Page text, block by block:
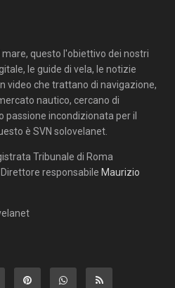
mare, questo l'obiettivo dei nostri
le guide di vela, le notizie
video che trattano di navigazione,
nautico, cercano di
incondizionata per il
è SVN solovelanet.
Tribunale di Roma
responsabile Maurizio